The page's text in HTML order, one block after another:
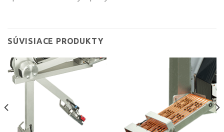
SÚVISIACE PRODUKTY